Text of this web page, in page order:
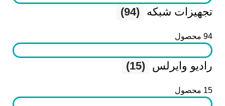
تجهیزات شبکه (94)
94 محصول
رادیو وایرلس (15)
15 محصول